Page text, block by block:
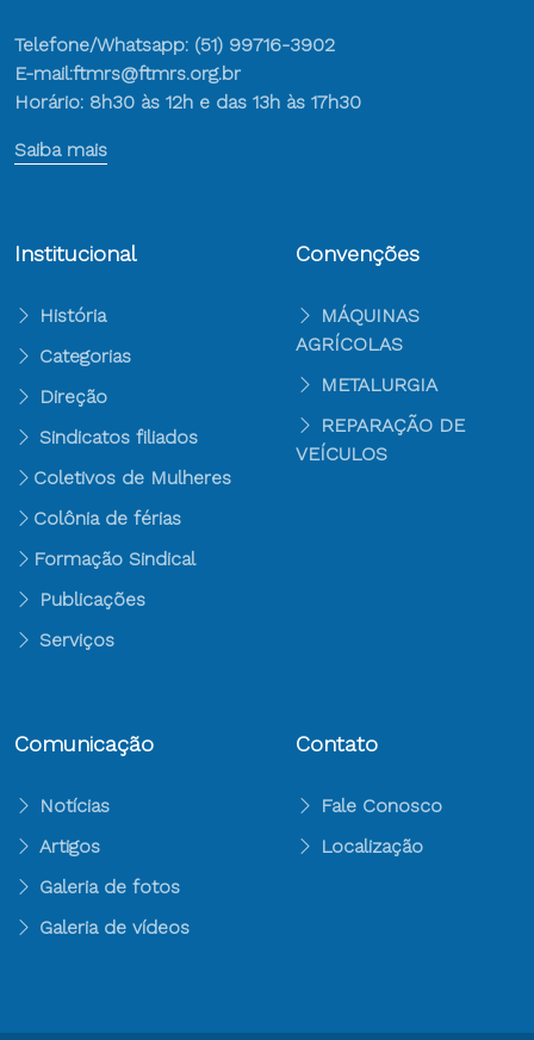
Telefone/Whatsapp: (51) 99716-3902
E-mail:ftmrs@ftmrs.org.br
Horário: 8h30 às 12h e das 13h às 17h30
Saiba mais
Institucional
História
Categorias
Direção
Sindicatos filiados
Coletivos de Mulheres
Colônia de férias
Formação Sindical
Publicações
Serviços
Convenções
MÁQUINAS
AGRÍCOLAS
METALURGIA
REPARAÇÃO DE
VEÍCULOS
Comunicação
Notícias
Artigos
Galeria de fotos
Galeria de vídeos
Contato
Fale Conosco
Localização